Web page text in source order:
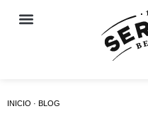
INICIO · BLOG